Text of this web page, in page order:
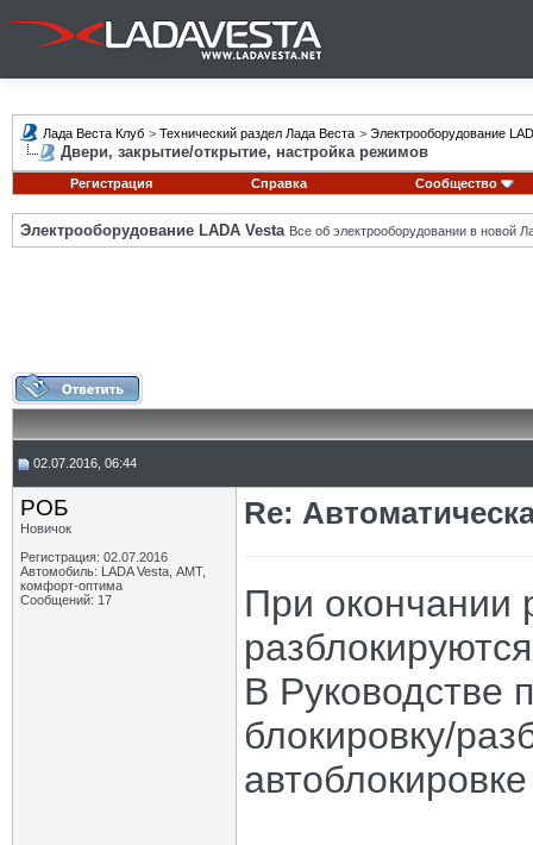
Лада Веста Клуб > Технический раздел Лада Веста > Электрооборудование
Двери, закрытие/открытие, настройка режимов
Регистрация Справка Сообщество
Электрооборудование LADA Vesta Все об электрооборудовании в новой
02.07.2016, 06:44
РОБ
Новичок
Регистрация: 02.07.2016
Автомобиль: LADA Vesta, АМТ,
комфорт-оптима
Сообщений: 17
Re:
При окончании
В Руководстве
блокировку/